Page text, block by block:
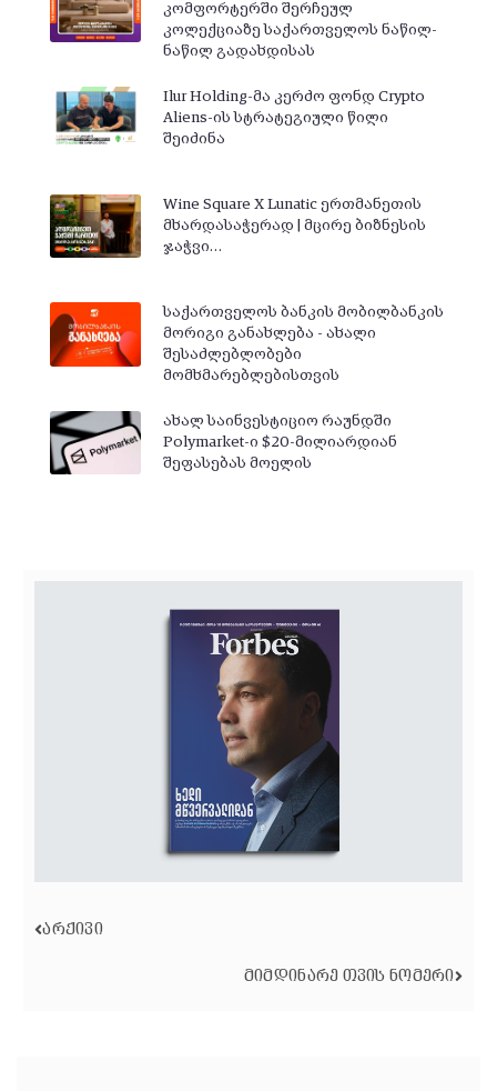
კომფორტერში შერჩეულ
კოლექციაზე საქართველოს ნაწილ-
ნაწილ გადახდისას
Ilur Holding-მა კერძო ფონდ Crypto
Aliens-ის სტრატეგიული წილი
შეიძინა
Wine Square X Lunatic ერთმანეთის
მხარდასაჭერად | მცირე ბიზნესის
ჯაჭვი…
საქართველოს ბანკის მობილბანკის
მორიგი განახლება - ახალი
შესაძლებლობები
მომხმარებლებისთვის
ახალ საინვესტიციო რაუნდში
Polymarket-ი $20-მილიარდიან
შეფასებას მოელის
ᲐᲠᲥᲘᲕᲘ
ᲛᲘᲛᲓᲘᲜᲐᲠᲔ ᲗᲕᲘᲡ ᲜᲝᲛᲔᲠᲘ